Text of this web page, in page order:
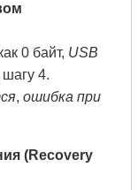
0 байт, USB
4.
,ошибка при
(Recovery